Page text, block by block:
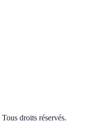
Tous droits réservés.